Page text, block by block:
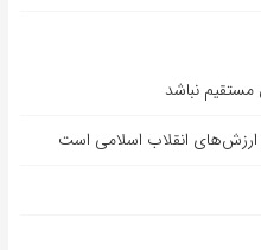
مستقیم نباشد
انقلاب اسلامی است